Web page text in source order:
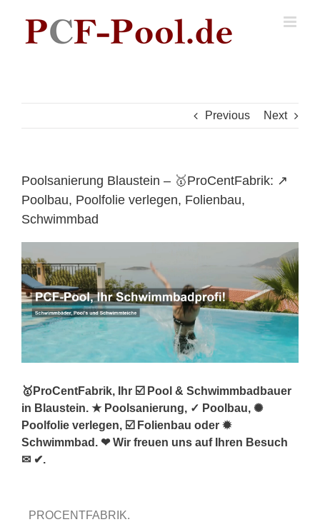
content
Previous Next
Poolsanierung Blaustein – 🥇ProCentFabrik: ↗️
Poolbau, Poolfolie verlegen, Folienbau,
Schwimmbad
🥇ProCentFabrik, Ihr ☑️ Pool & Schwimmbadbauer
in Blaustein. ★ Poolsanierung, ✓ Poolbau, ✺
Poolfolie verlegen, ☑️ Folienbau oder ✹
Schwimmbad. ❤ Wir freuen uns auf Ihren Besuch
✉ ✔.
PROCENTFABRIK.